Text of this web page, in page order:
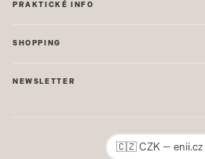
Časté dotazy
Mapa stránek
PRAKTICKÉ INFO
Prodejna: Uherské Hradiště
Ochrana osobních údajů
SHOPPING
GEL LAKY
NEWSLETTER